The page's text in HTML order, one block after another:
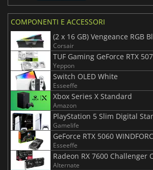
COMPONENTI E ACCESSORI
Corsair
Yeppon
Switch OLED White
Esseeffe
Xbox Series X Standard
Amazon
PlayStation 5 Slim Digital
Gamelife
GeForce RTX 5060
Esseeffe
Radeon RX 7600 Challenger
Alternate